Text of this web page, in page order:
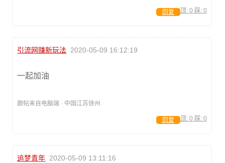
顶: 0 踩: 0
回复
引流网赚新玩法 2020-05-09 16:12:19
一起加油
跟帖来自电脑端 · 中国江苏徐州
顶: 0 踩: 0
回复
追梦青年 2020-05-09 13:11:16